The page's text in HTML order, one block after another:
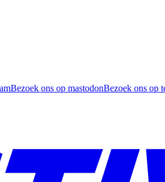
Bezoek ons op mastodonBezoek ons op